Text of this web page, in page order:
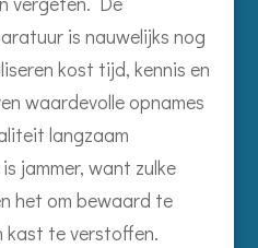
is nauwelijks nog
kost tijd, kennis en
waardevolle opnames
langzaam
jammer, want zulke
het om bewaard te
kast te verstoffen.